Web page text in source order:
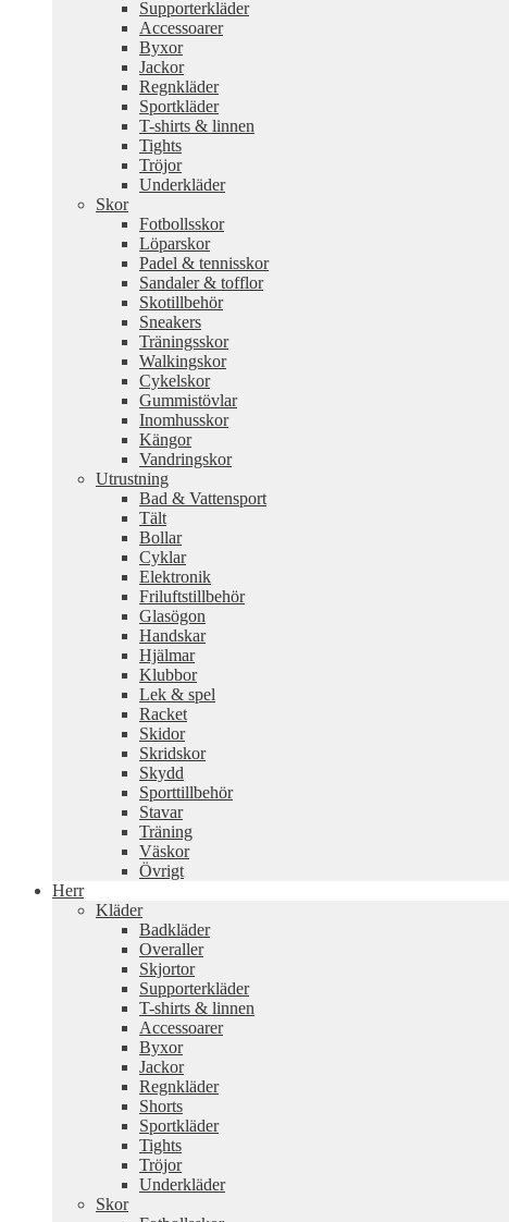
Supporterkläder
Accessoarer
Byxor
Jackor
Regnkläder
Sportkläder
T-shirts & linnen
Tights
Tröjor
Underkläder
Skor
Fotbollsskor
Löparskor
Padel & tennisskor
Sandaler & tofflor
Skotillbehör
Sneakers
Träningsskor
Walkingskor
Cykelskor
Gummistövlar
Inomhusskor
Kängor
Vandringskor
Utrustning
Bad & Vattensport
Tält
Bollar
Cyklar
Elektronik
Friluftstillbehör
Glasögon
Handskar
Hjälmar
Klubbor
Lek & spel
Racket
Skidor
Skridskor
Skydd
Sporttillbehör
Stavar
Träning
Väskor
Övrigt
Herr
Kläder
Badkläder
Overaller
Skjortor
Supporterkläder
T-shirts & linnen
Accessoarer
Byxor
Jackor
Regnkläder
Shorts
Sportkläder
Tights
Tröjor
Underkläder
Skor